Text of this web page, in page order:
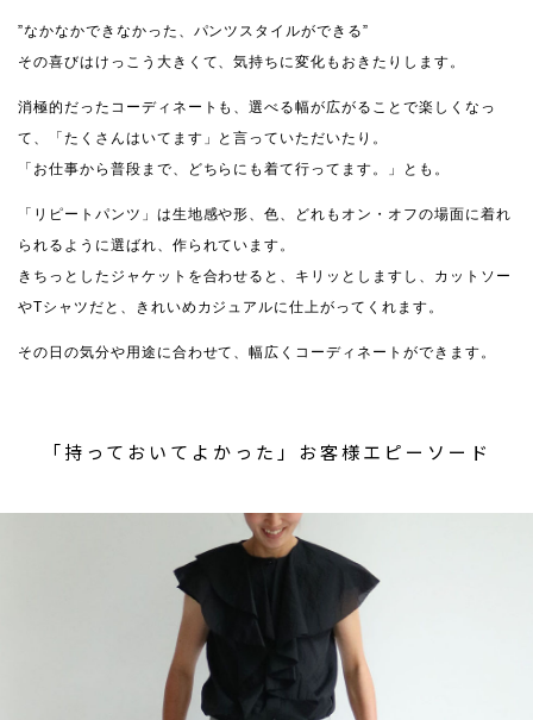
”なかなかできなかった、パンツスタイルができる”
その喜びはけっこう大きくて、気持ちに変化もおきたりします。
消極的だったコーディネートも、選べる幅が広がることで楽しくなっ
て、「たくさんはいてます」と言っていただいたり。
「お仕事から普段まで、どちらにも着て行ってます。」とも。
「リピートパンツ」は生地感や形、色、どれもオン・オフの場面に着れ
られるように選ばれ、作られています。
きちっとしたジャケットを合わせると、キリッとしますし、カットソー
やTシャツだと、きれいめカジュアルに仕上がってくれます。
その日の気分や用途に合わせて、幅広くコーディネートができます。
「持っておいてよかった」お客様エピーソード